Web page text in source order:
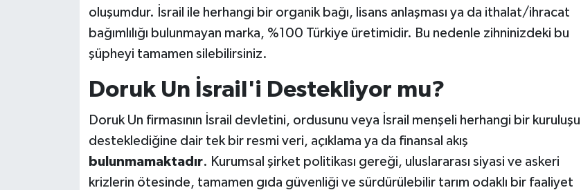
oluşumdur. İsrail ile herhangi bir organik bağı, lisans anlaşması ya da ithalat/ihracat
bağımlılığı bulunmayan marka, %100 Türkiye üretimidir. Bu nedenle zihninizdeki bu
şüpheyi tamamen silebilirsiniz.
Doruk Un İsrail'i Destekliyor mu?
Doruk Un firmasının İsrail devletini, ordusunu veya İsrail menşeli herhangi bir kuruluşu
desteklediğine dair tek bir resmi veri, açıklama ya da finansal akış
bulunmamaktadır. Kurumsal şirket politikası gereği, uluslararası siyasi ve askeri
krizlerin ötesinde, tamamen gıda güvenliği ve sürdürülebilir tarım odaklı bir faaliyet